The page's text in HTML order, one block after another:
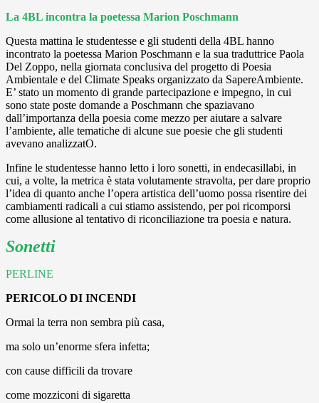
La 4BL incontra la poetessa Marion Poschmann
Questa mattina le studentesse e gli studenti della 4BL hanno
incontrato la poetessa Marion Poschmann e la sua traduttrice Paola
Del Zoppo, nella giornata conclusiva del progetto di Poesia
Ambientale e del Climate Speaks organizzato da SapereAmbiente.
E’ stato un momento di grande partecipazione e impegno, in cui
sono state poste domande a Poschmann che spaziavano
dall’importanza della poesia come mezzo per aiutare a salvare
l’ambiente, alle tematiche di alcune sue poesie che gli studenti
avevano analizzatO.
Infine le studentesse hanno letto i loro sonetti, in endecasillabi, in
cui, a volte, la metrica è stata volutamente stravolta, per dare proprio
l’idea di quanto anche l’opera artistica dell’uomo possa risentire dei
cambiamenti radicali a cui stiamo assistendo, per poi ricomporsi
come allusione al tentativo di riconciliazione tra poesia e natura.
Sonetti
PERLINE
PERICOLO DI INCENDI
Ormai la terra non sembra più casa,
ma solo un’enorme sfera infetta;
con cause difficili da trovare
come mozziconi di sigaretta